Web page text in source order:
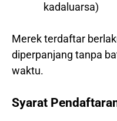
kadaluarsa)
Merek terdaftar
diperpanjang tanpa
waktu.
Syarat